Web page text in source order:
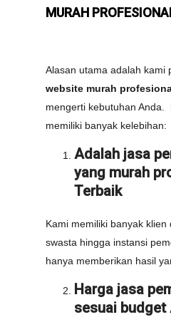
MURAH
Alasan utama adalah kami
website murah
mengerti kebutuhan Anda.
memiliki banyak kelebihan:
Adalah jasa
yang murah
Terbaik
Kami memiliki banyak
swasta hingga instansi
hanya memberikan hasil
Harga jasa
sesuai budget